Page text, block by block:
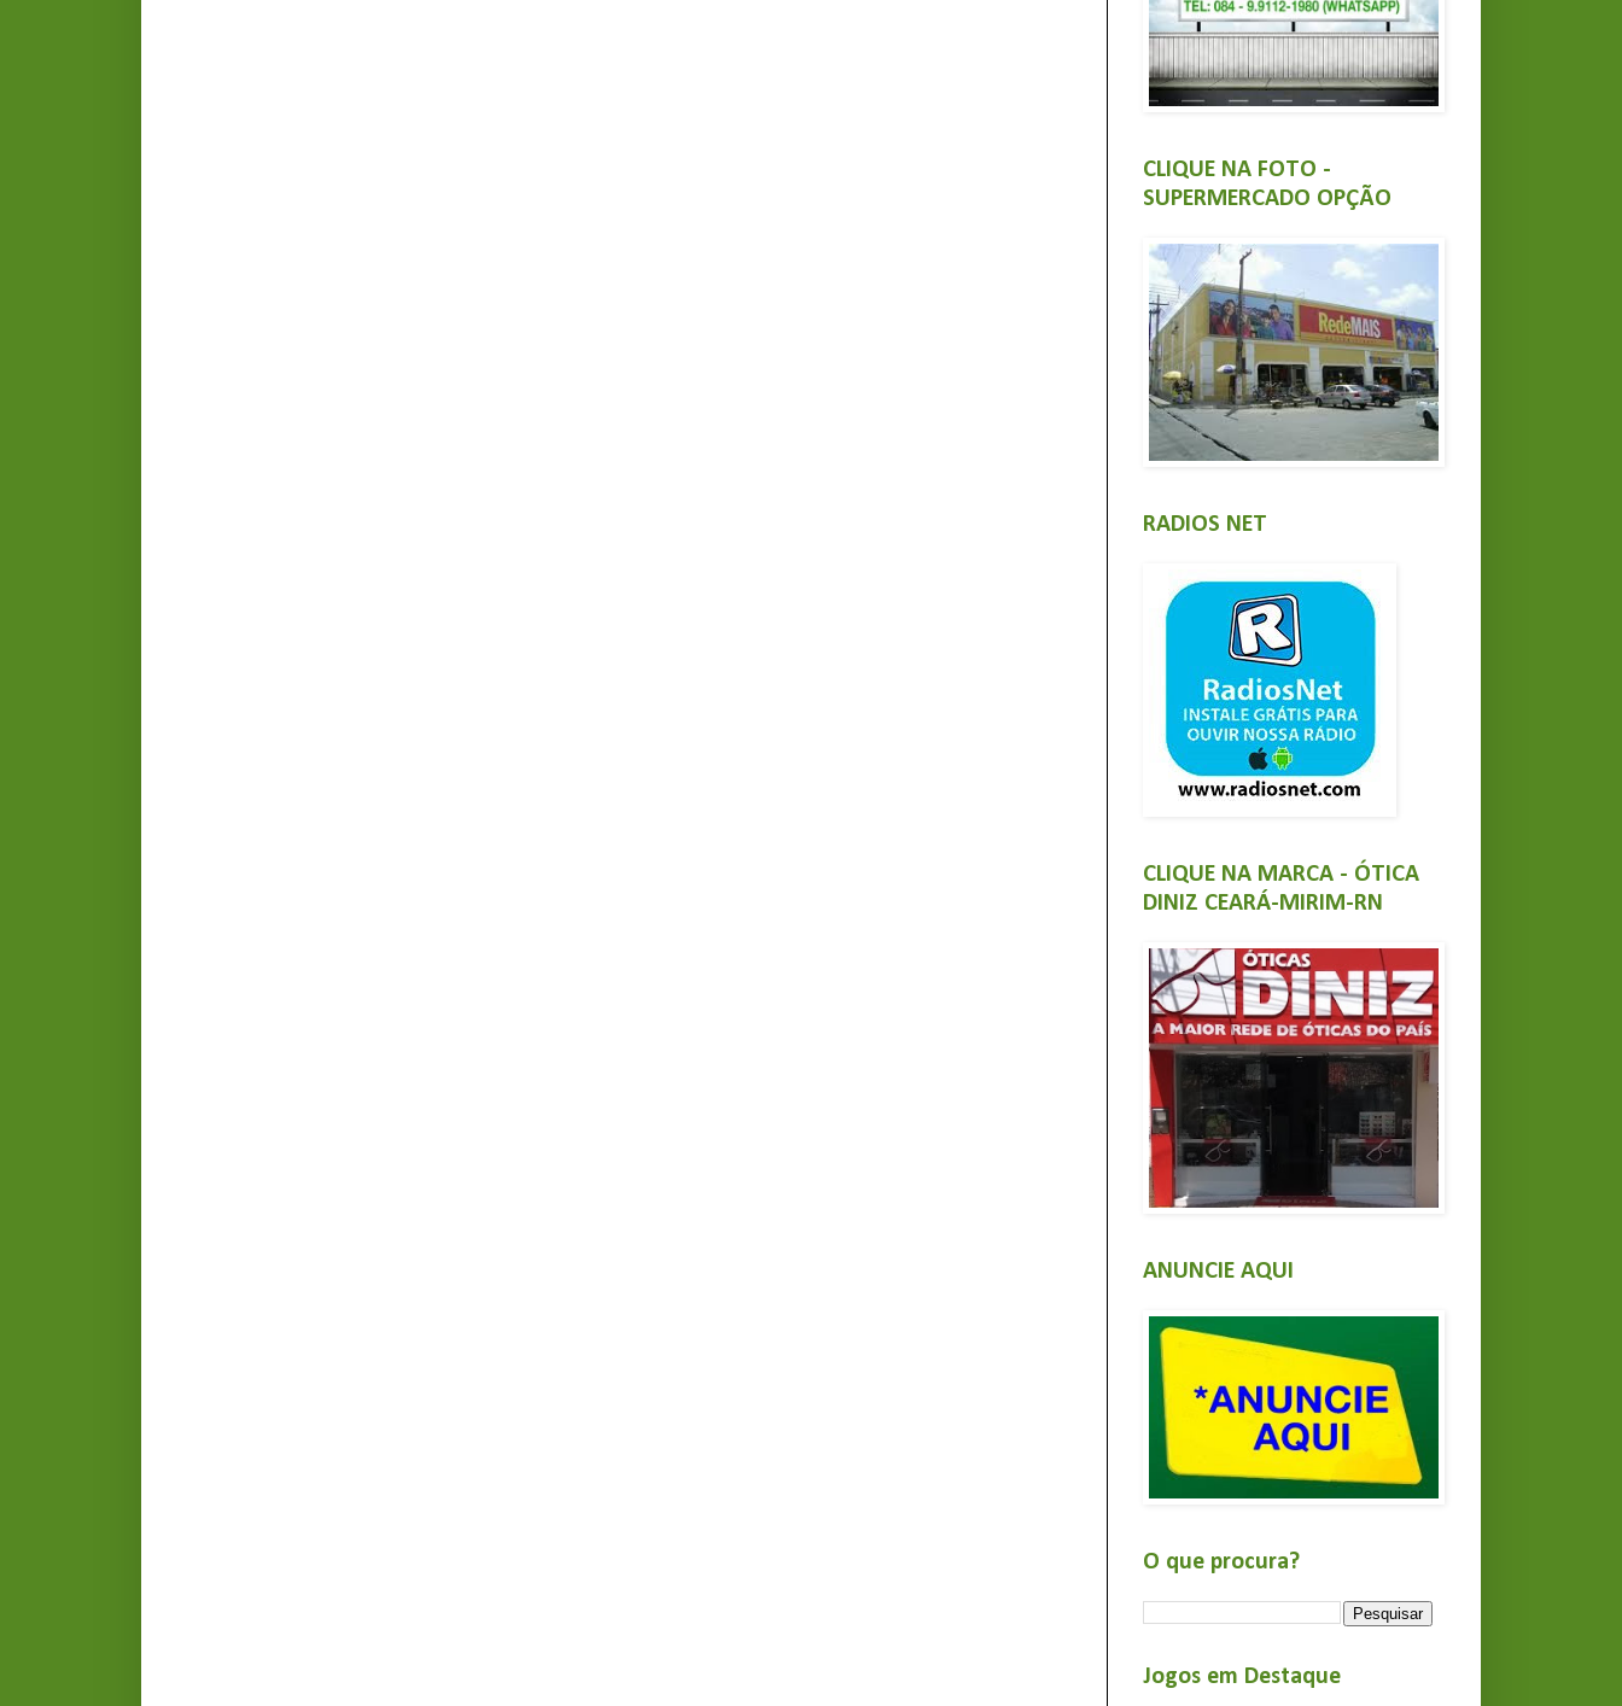
CLIQUE NA FOTO -
SUPERMERCADO OPÇÃO
RADIOS NET
CLIQUE NA MARCA - ÓTICA
DINIZ CEARÁ-MIRIM-RN
ANUNCIE AQUI
O que procura?
Jogos em Destaque